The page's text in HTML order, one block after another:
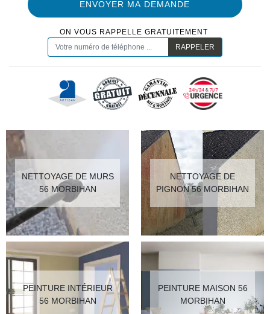
ON VOUS RAPPELLE GRATUITEMENT
NETTOYAGE DE MURS
56 MORBIHAN
NETTOYAGE DE
PIGNON 56 MORBIHAN
PEINTURE INTÉRIEUR
56 MORBIHAN
PEINTURE MAISON 56
MORBIHAN